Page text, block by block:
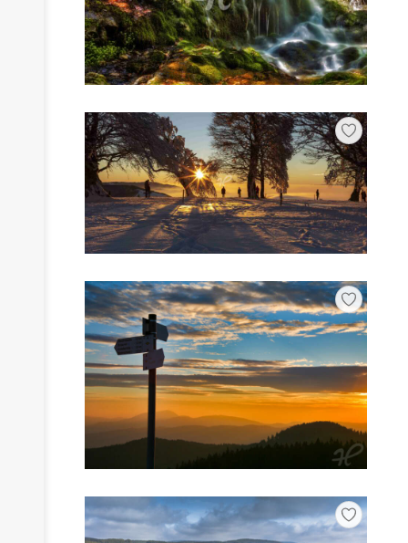
WIR DRUCKEN IHR BILD
AUSSTELLUNGEN
KONTAKT